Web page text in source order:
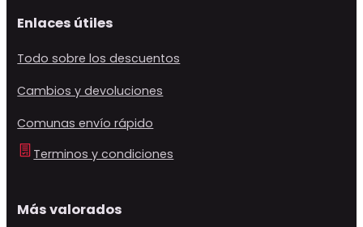
Enlaces útiles
Todo sobre los descuentos
Cambios y devoluciones
Comunas envío rápido
Terminos y condiciones
Más valorados